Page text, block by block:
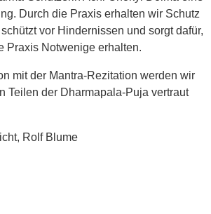
Durch die Praxis erhalten wir Schutz
vor Hindernissen und sorgt dafür,
Praxis Notwenige erhalten.
mit der Mantra-Rezitation werden wir
Teilen der Dharmapala-Puja vertraut
Rolf Blume